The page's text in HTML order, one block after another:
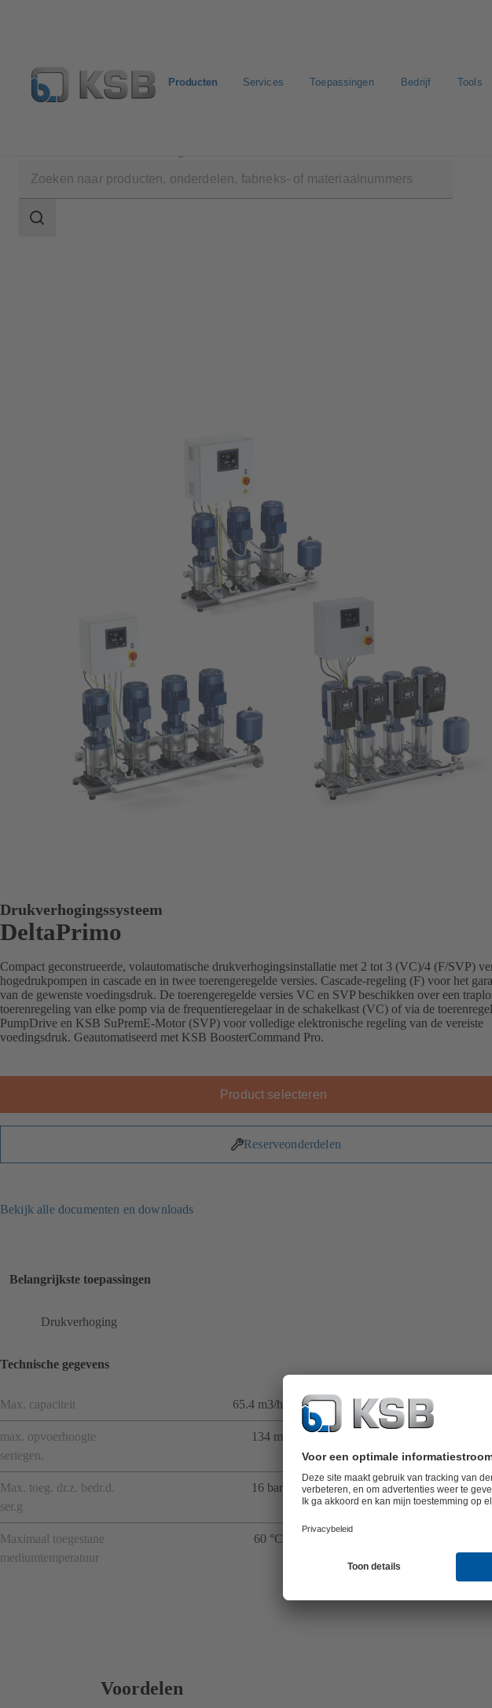
Producten Services Toepassingen Bedrijf Tools
Zoekgebied
Drukverhogingssysteem
DeltaPrimo
Compact geconstrueerde, volautomatische drukverhogingsinstallatie met 2 tot 3 (VC)/4 (F/SVP)
hogedrukpompen in cascade en in twee toerengeregelde versies. Cascade-regeling (F) voor het
van de gewenste voedingsdruk. De toerengeregelde versies VC en SVP beschikken over een
toerenregeling van elke pomp via de frequentieregelaar in de schakelkast (VC) of via de
PumpDrive en KSB SuPremE-Motor (SVP) voor volledige elektronische regeling van de vereiste
voedingsdruk. Geautomatiseerd met KSB BoosterCommand Pro.
Product selecteren
Reserveonderdelen
Bekijk alle documenten en downloads
Belangrijkste toepassingen
Drukverhoging
Technische gegevens
Max. capaciteit 65.4 m3/h
max. opvoerhoogte
seriegen.
134 m
Max. toeg. dr.z. bedr.d.
ser.g
16 bar
Maximaal toegestane
mediumtemperatuur
60 °C
Voordelen